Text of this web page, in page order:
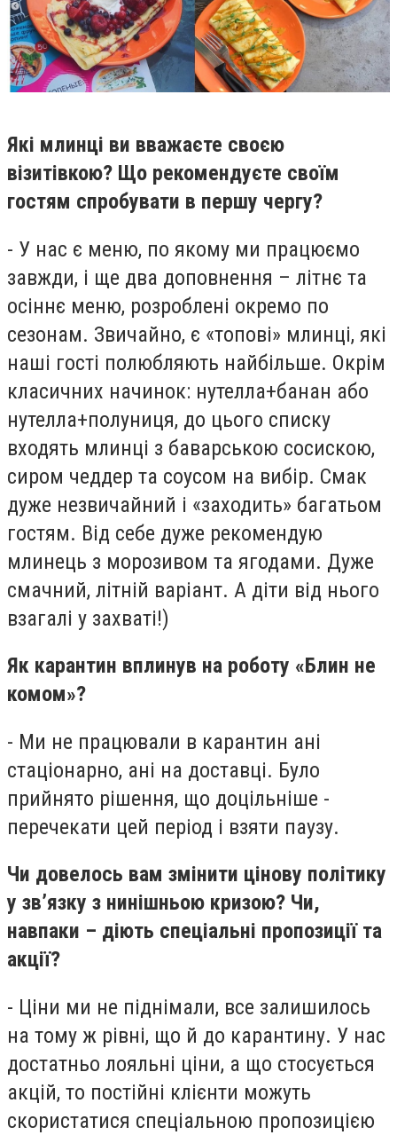
Які млинці ви вважаєте своєю
візитівкою? Що рекомендуєте своїм
гостям спробувати в першу чергу?
- У нас є меню, по якому ми працюємо
завжди, і ще два доповнення – літнє та
осіннє меню, розроблені окремо по
сезонам. Звичайно, є «топові» млинці, які
наші гості полюбляють найбільше. Окрім
класичних начинок: нутелла+банан або
нутелла+полуниця, до цього списку
входять млинці з баварською сосискою,
сиром чеддер та соусом на вибір. Смак
дуже незвичайний і «заходить» багатьом
гостям. Від себе дуже рекомендую
млинець з морозивом та ягодами. Дуже
смачний, літній варіант. А діти від нього
взагалі у захваті!)
Як карантин вплинув на роботу «Блин не
комом»?
- Ми не працювали в карантин ані
стаціонарно, ані на доставці. Було
прийнято рішення, що доцільніше -
перечекати цей період і взяти паузу.
Чи довелось вам змінити цінову політику
у зв’язку з нинішньою кризою? Чи,
навпаки – діють спеціальні пропозиції та
акції?
- Ціни ми не піднімали, все залишилось
на тому ж рівні, що й до карантину. У нас
достатньо лояльні ціни, а що стосується
акцій, то постійні клієнти можуть
скористатися спеціальною пропозицією